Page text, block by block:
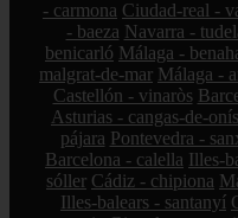
- carmona Ciudad-real -
- baeza Navarra -
benicarló Málaga -
malgrat-de-mar Málaga -
Castellón - vinaròs
Asturias - cangas-de-onís
pájara Pontevedra -
Barcelona - calella Illes-
sóller Cádiz - chipiona
Illes-balears - santanyí